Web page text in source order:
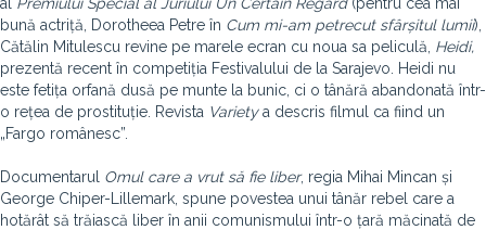
bună actriță, Dorotheea Petre în Cum mi-am petrecut sfârșitul lumii),
Cătălin Mitulescu revine pe marele ecran cu noua sa peliculă, Heidi,
prezentă recent în competiția Festivalului de la Sarajevo. Heidi nu
este fetița orfană dusă pe munte la bunic, ci o tânără abandonată într-
o rețea de prostituție. Revista Varietya descris filmul ca fiind un
„Fargo românesc”.
Documentarul Omul care a vrut să fie liber, regia Mihai Mincan și
George Chiper-Lillemark, spune povestea unui tânăr rebel care a
hotărât să trăiască liber în anii comunismului într-o țară măcinată de